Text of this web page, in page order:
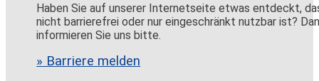
Haben Sie auf unserer Internetseite etwas entdeckt,
nicht barrierefrei oder nur eingeschränkt nutzbar ist?
informieren Sie uns bitte.
» Barriere melden